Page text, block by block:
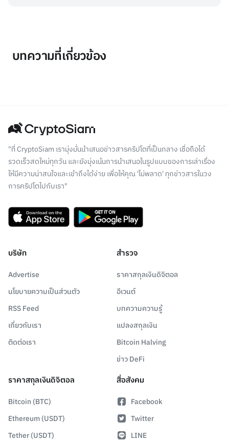
บทความที่เกี่ยวข้อง
"ที่ CryptoSiam เรามุ่งมั่นนำเสนอข่าวสารคริปโตที่เป็นกลาง เชื่อถือได้
รวดเร็วสดใหม่ทุกวัน และยังมุ่งเน้นการนำเสนอในรูปแบบของการเล่าเรื่อง
ให้มีความน่าสนใจและเข้าถึงได้ง่าย เพื่อให้คุณ 'ไม่พลาด' ทุกข่าวสารในวง
การคริปโตไปกับเรา"
บริษัท
Advertise
นโยบายความเป็นส่วนตัว
RSS Feed
เกี่ยวกับเรา
ติดต่อเรา
สำรวจ
ราคาสกุลเงินดิจิตอล
อีเวนต์
บทความความรู้
แปลงสกุลเงิน
Bitcoin Halving
ข่าว DeFi
ราคาสกุลเงินดิจิตอล
Bitcoin (BTC)
Ethereum (USDT)
Tether (USDT)
สื่อสังคม
Facebook
Twitter
LINE